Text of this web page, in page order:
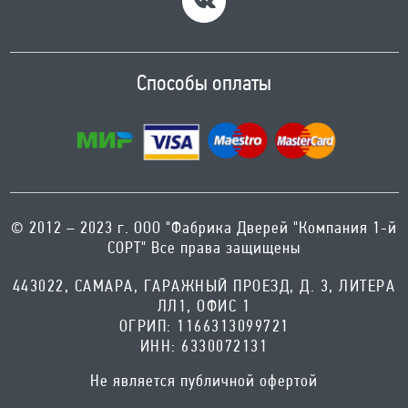
Способы оплаты
© 2012 – 2023 г. ООО "Фабрика Дверей "Компания 1-й
СОРТ" Все права защищены
443022, САМАРА, ГАРАЖНЫЙ ПРОЕЗД, Д. 3, ЛИТЕРА
ЛЛ1, ОФИС 1
ОГРИП: 1166313099721
ИНН: 6330072131
Не является публичной офертой